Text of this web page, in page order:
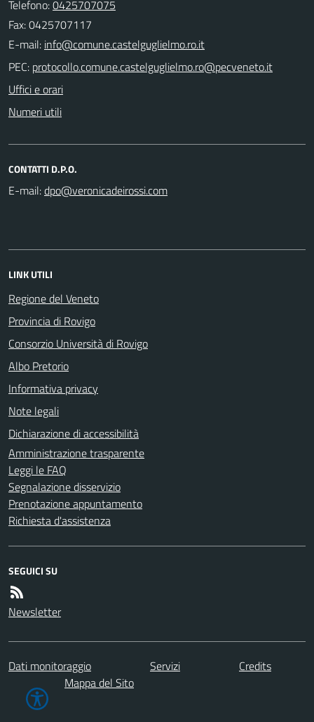
Telefono:0425707075
Fax: 0425707117
E-mail:
PEC:
Uffici e orari
Numeri utili
CONTATTI D.P.O.
E-mail:
LINK UTILI
Regione del Veneto
Provincia di Rovigo
Consorzio Università di Rovigo
Albo Pretorio
Informativa privacy
Note legali
Dichiarazione di accessibilità
Amministrazione trasparente
Leggi le FAQ
Segnalazione disservizio
Prenotazione appuntamento
Richiesta d'assistenza
SEGUICI SU
Newsletter
Dati monitoraggio Servizi
Credits
Mappa del Sito